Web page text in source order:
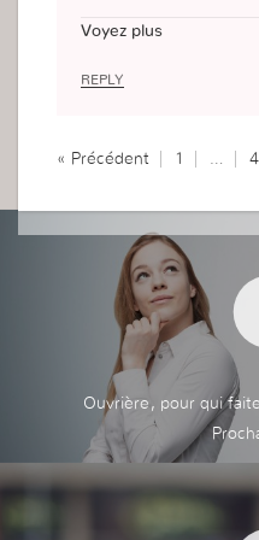
Ces diffucultés m’ont
Voyez plus
REPLY
« Précédent 1 … 4
Ouvrière, pour qui